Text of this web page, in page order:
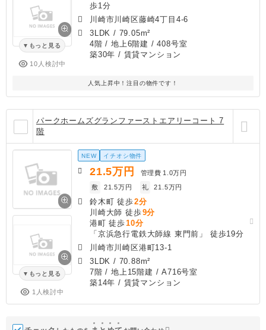
もっと見る
10人検討中
歩1分
川崎市川崎区藤崎4丁目4-6
3LDK / 79.05m²
4階 / 地上6階建 / 408号室
築30年 / 賃貸マンション
人気上昇中！注目の物件です！
パークホームズグランファーストエアリーコート 7
階
もっと見る
1人検討中
NEW イチオシ物件
21.5万円 管理費 1.0万円
敷
21.5万円 礼 21.5万円
鈴木町 徒歩2分
川崎大師 徒歩9分
港町 徒歩10分
「京浜急行電鉄大師線 東門前」 徒歩19分
川崎市川崎区港町13-1
3LDK / 70.88m²
7階 / 地上15階建 / A716号室
築14年 / 賃貸マンション